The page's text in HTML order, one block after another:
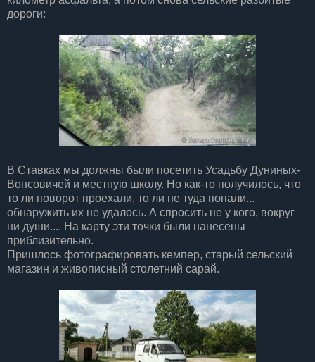
дороги:
В Ставках мы должны были посетить Усадьбу Дуниных-
Вонсовичей и местную школу. Но как-то получилось, что
то ли поворот проехали, то ли не туда попали...
обнаружить их не удалось. А спросить не у кого, вокруг
ни души.... На карту эти точки были нанесены
приблизительно.
Пришлось фотографировать кемпер, старый сельский
магазин и живописный столетний сарай.